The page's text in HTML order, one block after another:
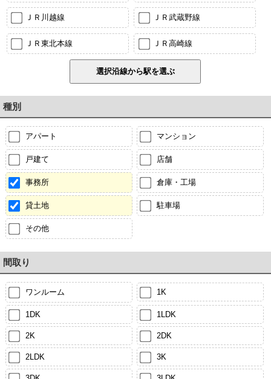
ＪＲ川越線 ＪＲ武蔵野線
ＪＲ東北本線 ＪＲ高崎線
種別
アパート マンション
戸建て 店舗
事務所 倉庫・工場
貸土地 駐車場
その他
間取り
ワンルーム 1K
1DK 1LDK
2K 2DK
2LDK 3K